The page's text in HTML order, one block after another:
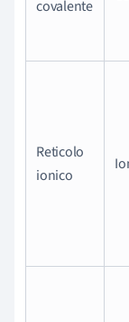
covalente
Reticolo
ionico